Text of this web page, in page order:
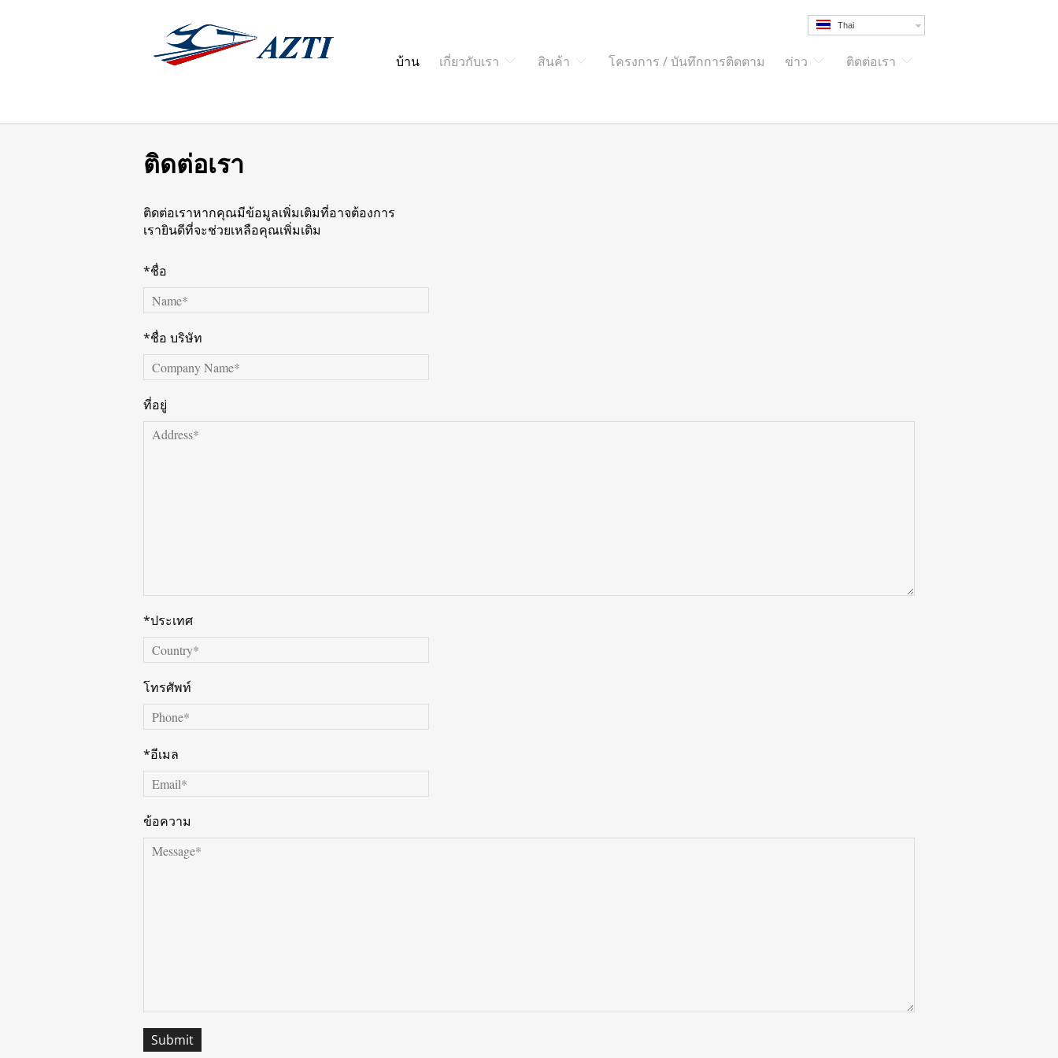
Thai
บ้าน เกี่ยวกับเรา สินค้า โครงการ / บันทึกการติดตาม ข่าว ติดต่อเรา
ติดต่อเรา
ติดต่อเราหากคุณมีข้อมูลเพิ่มเติมที่อาจต้องการ
เรายินดีที่จะช่วยเหลือคุณเพิ่มเติม
*ชื่อ
*ชื่อ บริษัท
ที่อยู่
*ประเทศ
โทรศัพท์
*อีเมล
ข้อความ
Submit